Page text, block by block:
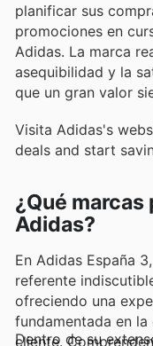
planificar sus
promociones en
Adidas. La marca
asequibilidad y la
que un gran valor
Visita Adidas's
deals and start
¿Qué
Adidas?
En Adidas España
referente
ofreciendo una
fundamentada en
cliente.
Dentro de su